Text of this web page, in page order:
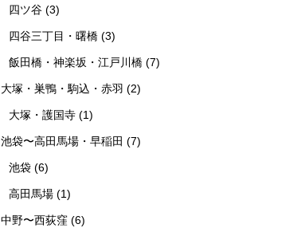
四ツ谷 (3)
四谷三丁目・曙橋 (3)
飯田橋・神楽坂・江戸川橋 (7)
大塚・巣鴨・駒込・赤羽 (2)
大塚・護国寺 (1)
池袋〜高田馬場・早稲田 (7)
池袋 (6)
高田馬場 (1)
中野〜西荻窪 (6)